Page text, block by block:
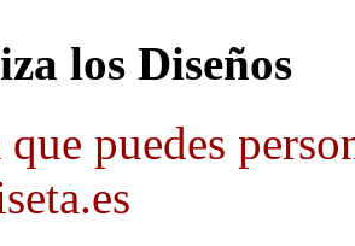
los Diseños
que puedes